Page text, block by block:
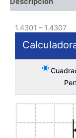
1.4301 – 1.4307